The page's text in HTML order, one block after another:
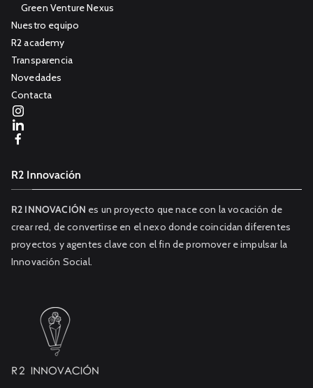
Green Venture Nexus
Nuestro equipo
R2 academy
Transparencia
Novedades
Contacta
R2 Innovación
R2 INNOVACIÓN es un proyecto que nace con la vocación de
crear red, de convertirse en el nexo donde coincidan diferentes
proyectos y agentes clave con el fin de promover e impulsar la
Innovación Social.